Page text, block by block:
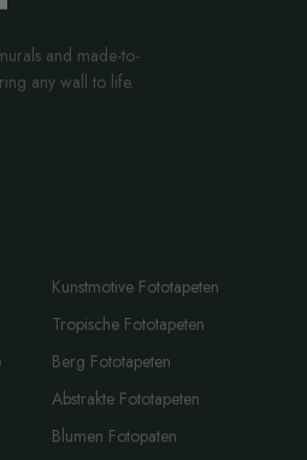
and made-to-
any wall to life.
Kunstmotive Fototapeten
Tropische Fototapeten
Berg Fototapeten
Abstrakte Fototapeten
Blumen Fotopaten